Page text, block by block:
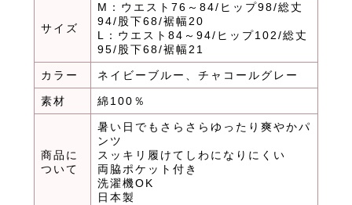
サイズ
M：ウエスト76～84/ヒップ98/総丈
94/股下68/裾幅20
L：ウエスト84～94/ヒップ102/総丈
95/股下68/裾幅21
カラー ネイビーブルー、チャコールグレー
素材 綿100％
商品に
ついて
暑い日でもさらさらゆったり爽やかパ
ンツ
スッキリ履けてしわになりにくい
両脇ポケット付き
洗濯機OK
日本製